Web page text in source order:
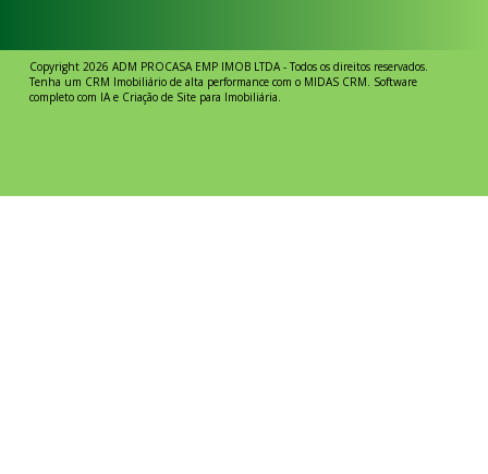
Copyright 2026 ADM PROCASA EMP IMOB LTDA- Todos os direitos reservados.
Tenha um CRM Imobiliário de alta performance com o MIDAS CRM. Software
completo com IAe Criação de Site para Imobiliária.